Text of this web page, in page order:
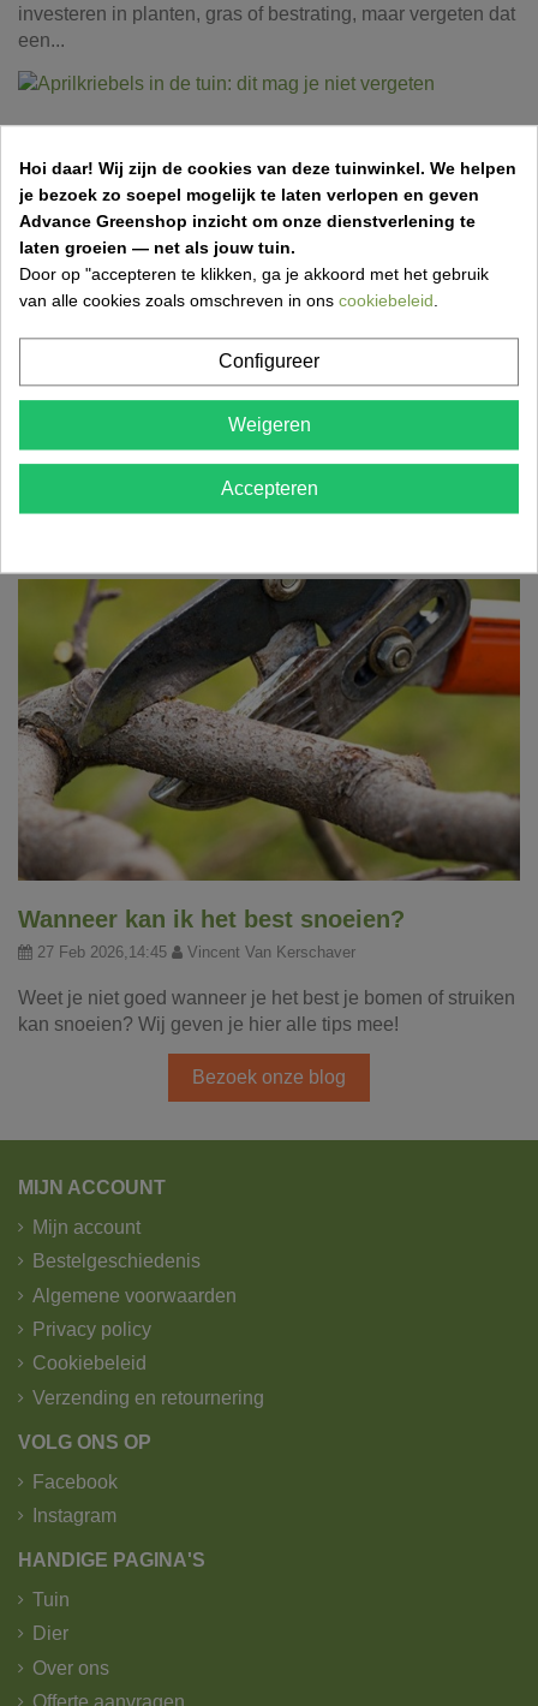
investeren in planten, gras of bestrating, maar vergeten dat
een...
vergeten
31 Mar 2026,11:50 Vincent Van Kerschaver
Een frisse lentemaand betekent werk in de tuin! Ontdek
wat je in april zeker moet doen om je tuin gezond,...
Grasmatten aanleggen: stap-voor-stap gids
voor een perfect gazon
17 Mar 2026,18:52
Wil je snel een mooi, groen gazon? Ontdek hoe je
Wanneer kan ik het best snoeien?
27 Feb 2026,14:45 Vincent Van Kerschaver
Weet je niet goed wanneer je het best je bomen of struiken
kan snoeien? Wij geven je hier alle tips mee!
Bezoek onze blog
MIJN ACCOUNT
Mijn account
Bestelgeschiedenis
Algemene voorwaarden
Privacy policy
Cookiebeleid
Verzending en retournering
VOLG ONS OP
Facebook
Instagram
HANDIGE PAGINA'S
Tuin
Dier
Over ons
Offerte aanvragen
Hoi daar! Wij zijn de cookies van deze tuinwinkel. We helpen
je bezoek zo soepel mogelijk te laten verlopen en geven
Advance Greenshop inzicht om onze dienstverlening te
laten groeien — net als jouw tuin.
Door op "accepteren te klikken, ga je akkoord met het gebruik
van alle cookies zoals omschreven in ons cookiebeleid
Configureer
Weigeren
Accepteren